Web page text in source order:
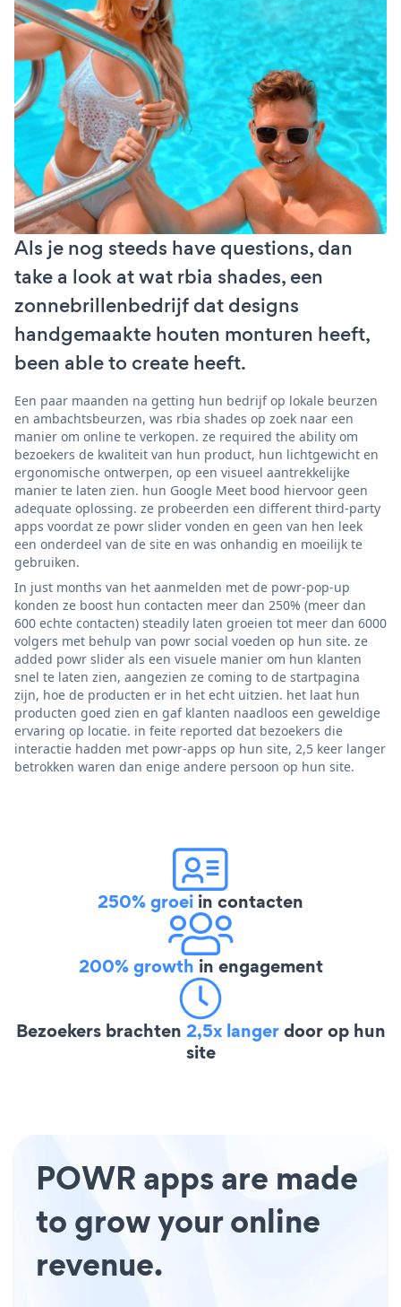
Als je nog steeds have questions, dan
take a look at wat rbia shades, een
zonnebrillenbedrijf dat designs
handgemaakte houten monturen heeft,
been able to create heeft.
Een paar maanden na getting hun bedrijf op lokale beurzen
en ambachtsbeurzen, was rbia shades op zoek naar een
manier om online te verkopen. ze required the ability om
bezoekers de kwaliteit van hun product, hun lichtgewicht en
ergonomische ontwerpen, op een visueel aantrekkelijke
manier te laten zien. hun Google Meet bood hiervoor geen
adequate oplossing. ze probeerden een different third-party
apps voordat ze powr slider vonden en geen van hen leek
een onderdeel van de site en was onhandig en moeilijk te
gebruiken.
In just months van het aanmelden met de powr-pop-up
konden ze boost hun contacten meer dan 250% (meer dan
600 echte contacten) steadily laten groeien tot meer dan 6000
volgers met behulp van powr social voeden op hun site. ze
added powr slider als een visuele manier om hun klanten
snel te laten zien, aangezien ze coming to de startpagina
zijn, hoe de producten er in het echt uitzien. het laat hun
producten goed zien en gaf klanten naadloos een geweldige
ervaring op locatie. in feite reported dat bezoekers die
interactie hadden met powr-apps op hun site, 2,5 keer langer
betrokken waren dan enige andere persoon op hun site.
250% groei in contacten
200% growth in engagement
Bezoekers brachten 2,5x langerdoor op hun
site
POWR apps are made
to grow your online
revenue.